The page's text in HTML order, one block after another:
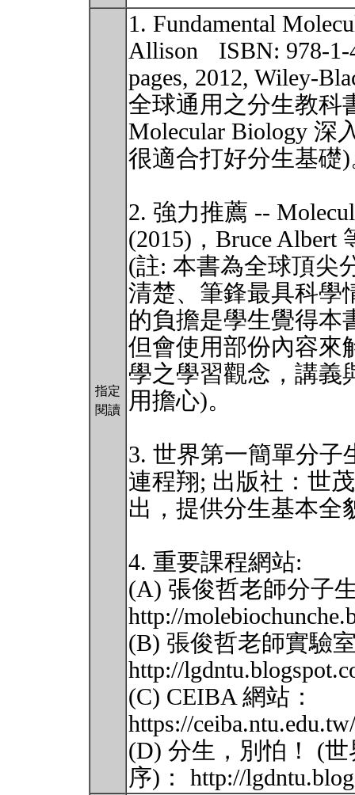
指定
閱讀
1. Fundamental
Allison ISBN: 978-1-
pages, 2012, Wiley-
全球通用之分生教科
Molecular Biology
很適合打好分生基礎
2. 強力推薦 --
(2015)，Bruce
(註: 本書為全球頂尖
清楚、筆鋒最具科學
的負擔是學生覺得本
但會使用部份內容來
學之學習觀念，講義
用擔心)。
3. 世界第一簡單分子
連程翔; 出版社：世
出，提供分生基本全
4. 重要課程網站:
(A) 張俊哲老師分子
http://
(B) 張俊哲老師實驗
http://
(C) CEIBA 網站：
https://
(D) 分生，別怕！ (
序)： http://